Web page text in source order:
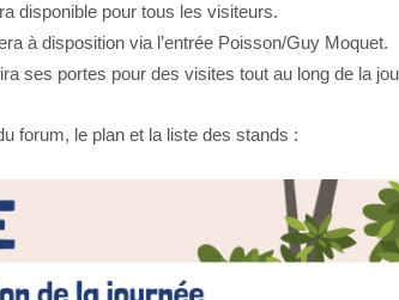
disponible pour tous les visiteurs.
à disposition via l’entrée Poisson/Guy Moquet.
ses portes pour des visites tout au long de la
forum, le plan et la liste des stands :